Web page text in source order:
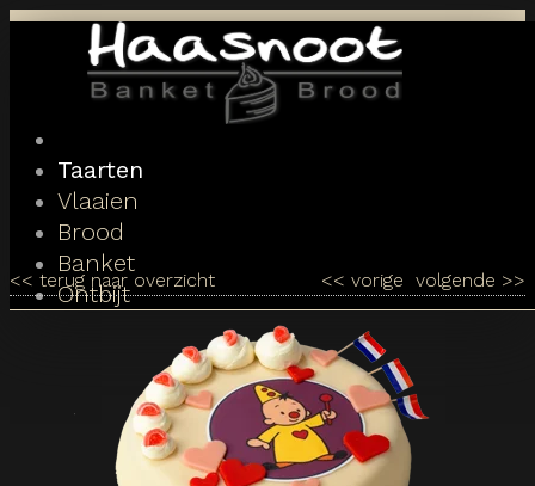
Toggle
navigation
Taarten
Vlaaien
Brood
Banket
Ontbijt
<< terug naar overzicht volgende >>
<< vorige